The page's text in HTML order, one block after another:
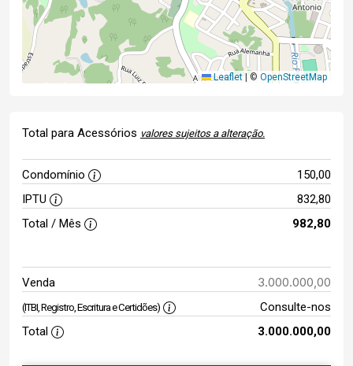
Leaflet © OpenStreetMap
Total para Acessórios valores sujeitos a alteração.
Condomínio
150,00
IPTU
832,80
Total / Mês
982,80
Venda 3.000.000,00
(ITBI, Registro, Escritura e Certidões)
Consulte-nos
Total
3.000.000,00